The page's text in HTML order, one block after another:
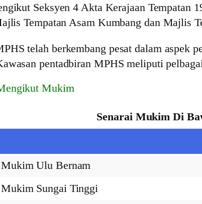
Seksyen 4 Akta Kerajaan Tempatan
Tempatan Asam Kumbang dan Majlis
telah berkembang pesat dalam aspek
pentadbiran MPHS meliputi
Mukim
Senarai Mukim Di
Mukim Ulu Bernam
Mukim Sungai Tinggi